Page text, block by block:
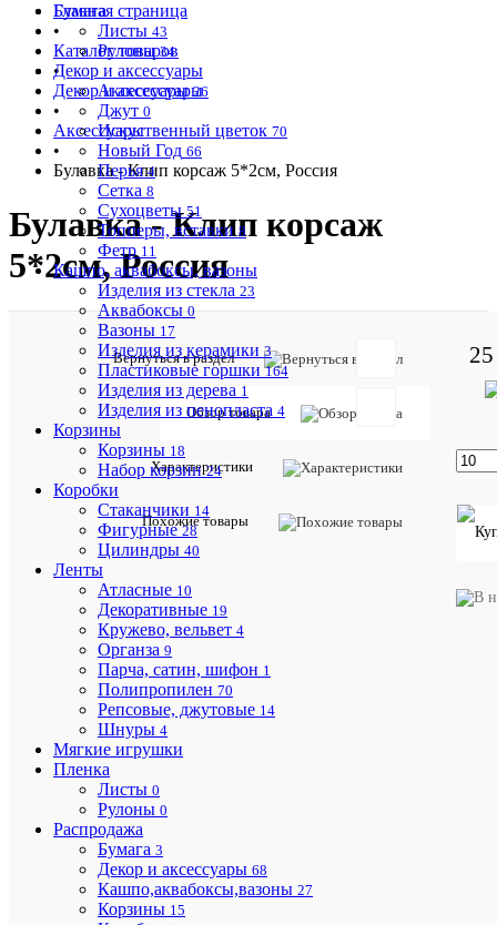
Бумага
Листы 43
Рулоны 34
Декор и аксессуары
Аксессуары 26
Джут 0
Искуственный цветок 70
Новый Год 66
Перья 4
Сетка 8
Сухоцветы 51
Топперы, вставки 8
Фетр 11
Кашпо, аквабоксы, вазоны
Изделия из стекла 23
Аквабоксы 0
Вазоны 17
Изделия из керамики 3
Пластиковые горшки 164
Изделия из дерева 1
Изделия из пенопласта 4
Корзины
Корзины 18
Набор корзин 24
Коробки
Стаканчики 14
Фигурные 28
Цилиндры 40
Ленты
Атласные 10
Декоративные 19
Кружево, вельвет 4
Органза 9
Парча, сатин, шифон 1
Полипропилен 70
Репсовые, джутовые 14
Шнуры 4
Мягкие игрушки
Пленка
Листы 0
Рулоны 0
Распродажа
Бумага 3
Декор и аксессуары 68
Кашпо,аквабоксы,вазоны 27
Корзины 15
Главная страница
•
Каталог товаров
•
Декор и аксессуары
•
Аксессуары
•
Булавка - Клип корсаж 5*2см, Россия
Булавка - Клип корсаж
5*2см, Россия
Вернуться в раздел
Обзор товара
Характеристики
Похожие товары
Артикул:
Булавка
Клип
корсаж
Все